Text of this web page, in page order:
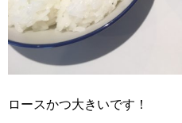
ロースかつ大きいです！